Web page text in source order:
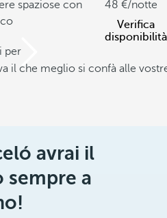
spaziose con
48
/notte
Verifica
disponibilità
per
il che meglio si confà alle
avrai il
sempre a